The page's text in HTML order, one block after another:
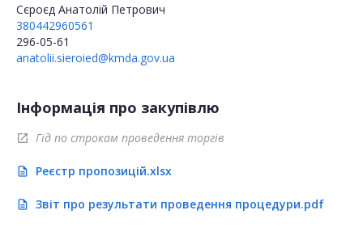
Сєроєд Анатолій Петрович
380442960561
296-05-61
anatolii.sieroied@kmda.gov.ua
Інформація про закупівлю
open_in_new Гід по строкам проведення торгів
description Реєстр пропозицій.xlsx
description Звіт про результати проведення процедури.pdf